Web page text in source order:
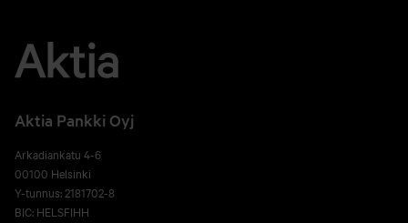
Aktia Pankki Oyj
Arkadiankatu 4-6
00100 Helsinki
Y-tunnus: 2181702-8
BIC: HELSFIHH